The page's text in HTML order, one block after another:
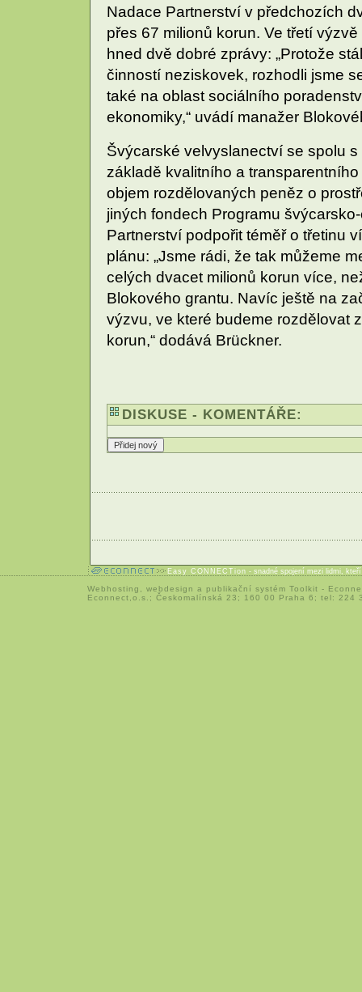
Nadace Partnerství v předchozích
přes 67 milionů korun. Ve třetí
hned dvě dobré zprávy: „Protože
činností neziskovek, rozhodli jsme
také na oblast sociálního
ekonomiky,“ uvádí manažer
Švýcarské velvyslanectví se spolu
základě kvalitního a
objem rozdělovaných peněz o
jiných fondech Programu
Partnerství podpořit téměř o třetinu
plánu: „Jsme rádi, že tak můžeme
celých dvacet milionů korun více,
Blokového grantu. Navíc ještě na
výzvu, ve které budeme rozdělovat
korun,“ dodává Brückner.
DISKUSE - KOMENTÁŘE:
Easy CONNECTion - snadné spojení mezi lidmi,
Webhosting webdesign a publikační systém Toolkit -
Econnect,o.s.; Českomalínská 23; 160 00 Praha 6; tel: 224